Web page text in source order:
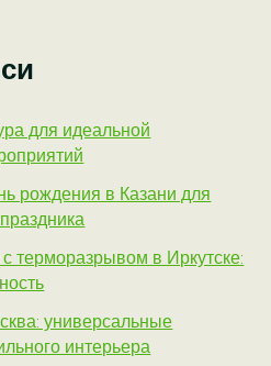
для идеальной
рождения в Казани для
терморазрывом в Иркутске:
универсальные
интерьера